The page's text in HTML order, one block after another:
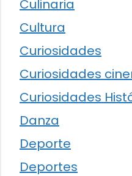
Culinaria
Cultura
Curiosidades
Curiosidades
Curiosidades
Danza
Deporte
Deportes